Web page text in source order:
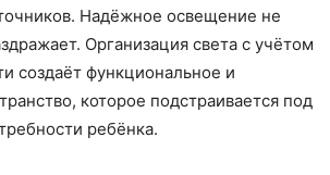
Надёжное освещение не
Организация света с учётом
создаёт функциональное и
которое подстраивается под
ребёнка.